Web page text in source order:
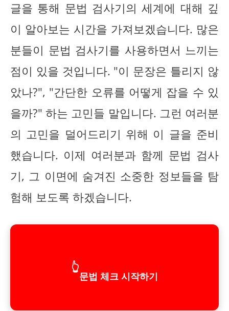
글을 통해 문법 검사기의 세계에 대해 깊
이 알아보는 시간을 가져보겠습니다. 많은
분들이 문법 검사기를 사용하면서 느끼는
점이 있을 것입니다. "이 문장은 틀리지 않
았나?", "간단한 오류를 어떻게 잡을 수 있
을까?" 하는 고민들 말입니다. 그런 여러분
의 고민을 덜어드리기 위해 이 글을 준비
했습니다. 이제 여러분과 함께 문법 검사
기, 그 이면에 숨겨진 소중한 정보들을 탐
험해 보도록 하겠습니다.
👆
문법 체크 시작하기